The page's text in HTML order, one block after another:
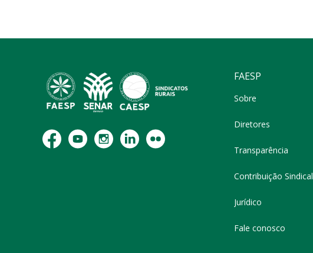
FAESP
Sobre
Diretores
Transparência
Contribuição Sindical
Jurídico
Fale conosco